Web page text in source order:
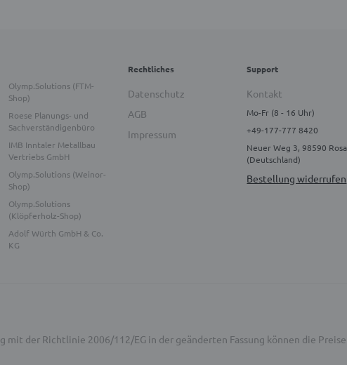
Olymp.Solutions (FTM-
Shop)
Roese Planungs- und
Sachverständigenbüro
IMB Inntaler Metallbau
Vertriebs GmbH
Olymp.Solutions (Weinor-
Shop)
Olymp.Solutions
(Klöpferholz-Shop)
Adolf Würth GmbH & Co.
KG
Rechtliches
Datenschutz
AGB
Impressum
Support
Kontakt
Mo-Fr (8 - 16 Uhr)
+49-177-777 8420
Neuer Weg 3, 98590 Rosa
(Deutschland)
Bestellung widerrufen
mit der Richtlinie 2006/112/EG in der geänderten Fassung können die